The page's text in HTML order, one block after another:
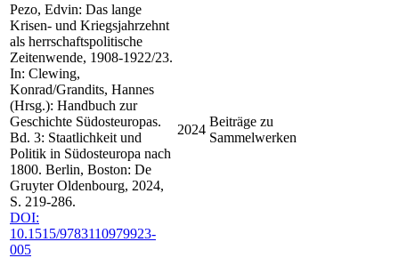
Pezo, Edvin: Das lange
Krisen- und Kriegsjahrzehnt
als herrschaftspolitische
Zeitenwende, 1908-1922/23.
In: Clewing,
Konrad/Grandits, Hannes
(Hrsg.): Handbuch zur
Geschichte Südosteuropas.
Bd. 3: Staatlichkeit und
Politik in Südosteuropa nach
1800. Berlin, Boston: De
Gruyter Oldenbourg, 2024,
S. 219-286.
DOI:
10.1515/9783110979923-
005
2024
Beiträge zu
Sammelwerken